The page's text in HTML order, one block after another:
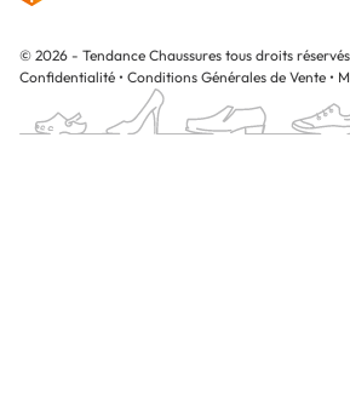
© 2026 - Tendance Chaussures tous droits réservés
Confidentialité • Conditions Générales de Vente •